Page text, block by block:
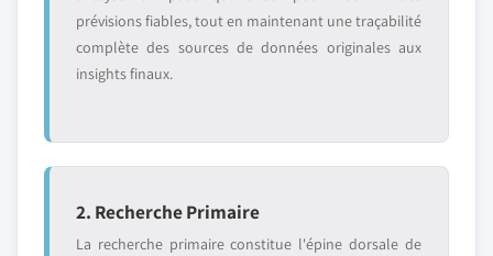
prévisions fiables, tout en maintenant une traçabilité
complète des sources de données originales aux
insights finaux.
2. Recherche Primaire
La recherche primaire constitue l'épine dorsale de